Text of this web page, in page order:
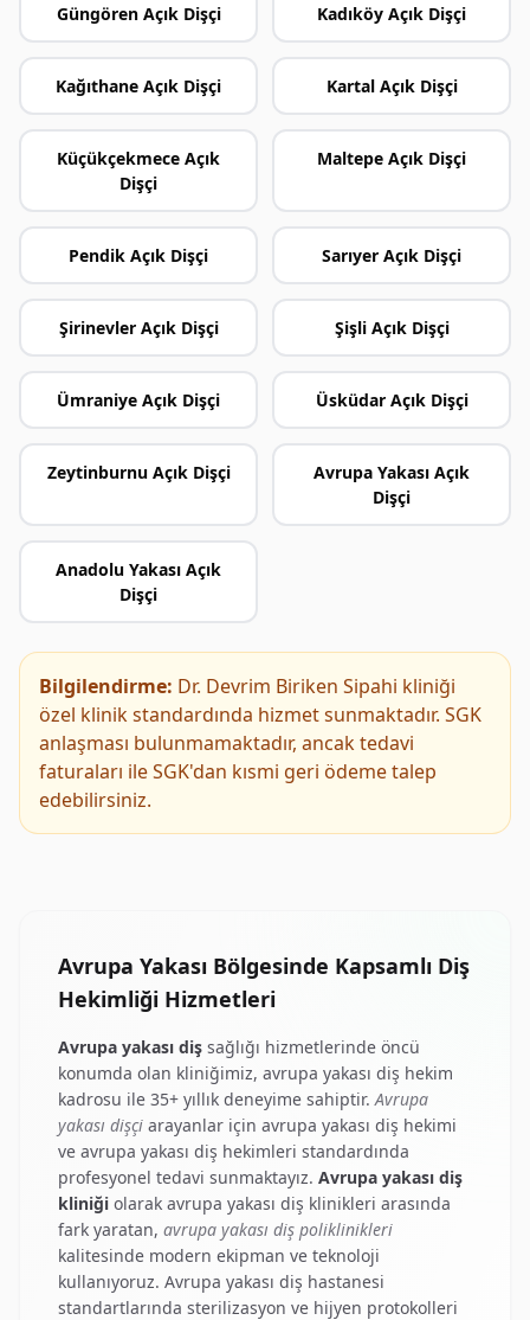
Güngören Açık Dişçi Kadıköy Açık Dişçi
Kağıthane Açık Dişçi Kartal Açık Dişçi
Küçükçekmece Açık
Dişçi
Maltepe Açık Dişçi
Pendik Açık Dişçi Sarıyer Açık Dişçi
Şirinevler Açık Dişçi Şişli Açık Dişçi
Ümraniye Açık Dişçi Üsküdar Açık Dişçi
Zeytinburnu Açık Dişçi
Avrupa Yakası Açık
Dişçi
Anadolu Yakası Açık
Dişçi
Bilgilendirme: Dr. Devrim Biriken Sipahi kliniği
özel klinik standardında hizmet sunmaktadır. SGK
anlaşması bulunmamaktadır, ancak tedavi
faturaları ile SGK'dan kısmi geri ödeme talep
edebilirsiniz.
Avrupa Yakası Bölgesinde Kapsamlı Diş
Hekimliği Hizmetleri
Avrupa yakası diş sağlığı hizmetlerinde öncü
konumda olan kliniğimiz, avrupa yakası diş hekim
kadrosu ile 35+ yıllık deneyime sahiptir.Avrupa
yakası dişçi arayanlar için avrupa yakası diş hekimi
ve avrupa yakası diş hekimleri standardında
profesyonel tedavi sunmaktayız. Avrupa yakası diş
kliniği olarak avrupa yakası diş klinikleri arasında
fark yaratan, avrupa yakası diş poliklinikleri
kalitesinde modern ekipman ve teknoloji
kullanıyoruz. Avrupa yakası diş hastanesi
standartlarında sterilizasyon ve hijyen protokolleri